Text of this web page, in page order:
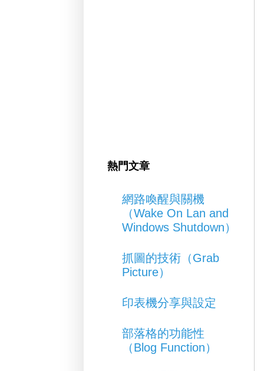
熱門文章
網路喚醒與關機
（Wake On Lan and
Windows Shutdown）
抓圖的技術（Grab
Picture）
印表機分享與設定
部落格的功能性
（Blog Function）